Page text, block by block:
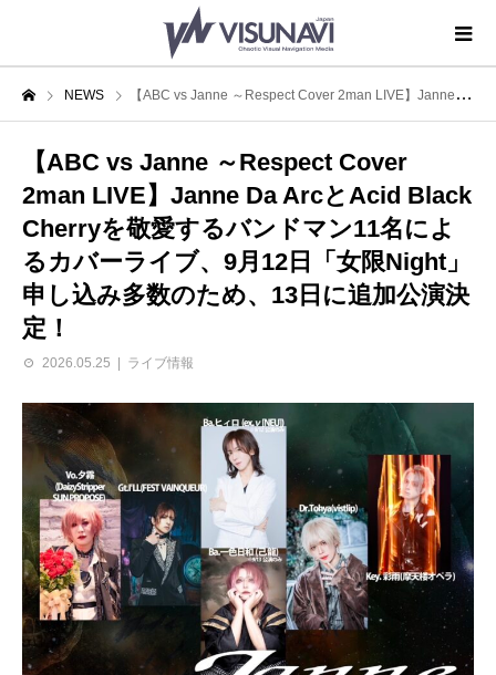
NEWS 【ABC vs Janne ～Respect Cover 2man LIVE】Janne Da ArcとAcid Black Cherryを敬愛するバンドマン11名によるカバーライブ、9月12日「女限Night」申し込み多数のため、13日に追加公演決定！
【ABC vs Janne ～Respect Cover
2man LIVE】Janne Da ArcとAcid Black
Cherryを敬愛するバンドマン11名によ
るカバーライブ、9月12日「女限Night」
申し込み多数のため、13日に追加公演決
定！
2026.05.25 ライブ情報